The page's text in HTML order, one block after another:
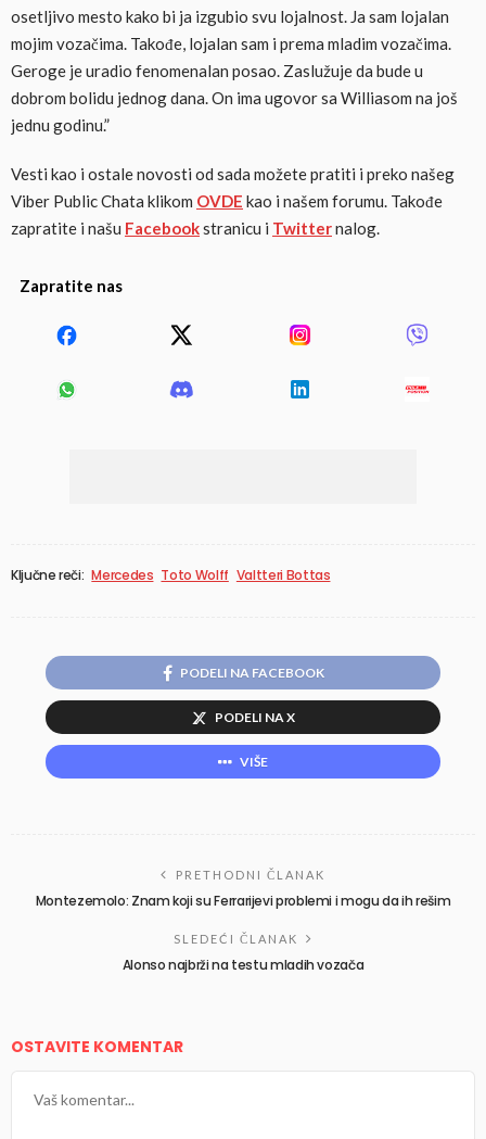
osetljivo mesto kako bi ja izgubio svu lojalnost. Ja sam lojalan
mojim vozačima. Takođe, lojalan sam i prema mladim vozačima.
Geroge je uradio fenomenalan posao. Zaslužuje da bude u
dobrom bolidu jednog dana. On ima ugovor sa Williasom na još
jednu godinu.”
Vesti kao i ostale novosti od sada možete pratiti i preko našeg
Viber Public Chata klikom OVDE kao i našem forumu. Takođe
zapratite i našu Facebookstranicu i Twitternalog.
Zapratite nas
Ključne reči: Mercedes Toto Wolff Valtteri Bottas
PODELI NA FACEBOOK
PODELI NA X
VIŠE
PRETHODNI ČLANAK
Montezemolo: Znam koji su Ferrarijevi problemi i mogu da ih rešim
SLEDEĆI ČLANAK
Alonso najbrži na testu mladih vozača
OSTAVITE KOMENTAR